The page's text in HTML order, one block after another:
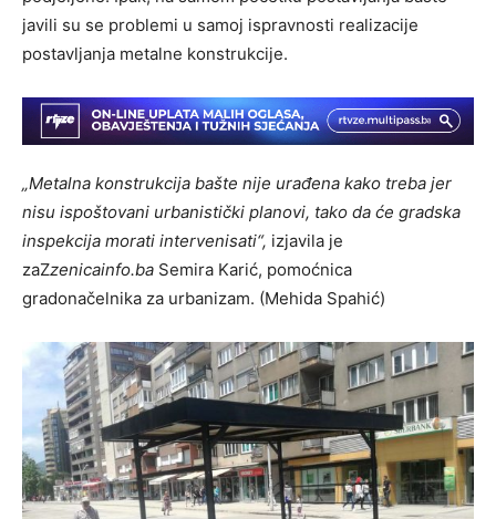
javili su se problemi u samoj ispravnosti realizacije
postavljanja metalne konstrukcije.
„Metalna konstrukcija bašte nije urađena kako treba jer
nisu ispoštovani urbanistički planovi, tako da će gradska
inspekcija morati intervenisati“, izjavila je
zaZzenicainfo.ba Semira Karić, pomoćnica
gradonačelnika za urbanizam. (Mehida Spahić)